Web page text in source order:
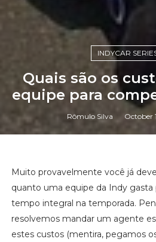
INDYCAR
Quais são os
equipe para
Rômulo Silva October
Muito provavelmente você já
quanto uma equipe da Indy
tempo integral na temporada.
resolvemos mandar um agente
estes custos (mentira, pegamos